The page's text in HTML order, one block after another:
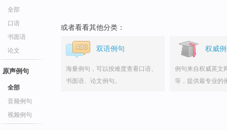
全部
口语
书面语
论文
原声例句
全部
音频例句
视频例句
或者看看其他分类：
双语例句
海量例句，可以按难度查看口语、
书面语、论文例句。
权威
例句来自权威英文
等，提供最专业的